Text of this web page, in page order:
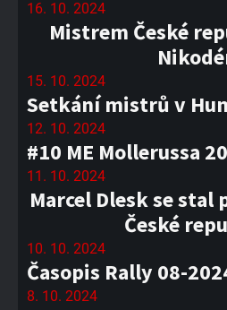
16. 10. 2024
Mistrem České
15. 10. 2024
Setkání mistrů v
12. 10. 2024
#10 ME Mollerussa
11. 10. 2024
Marcel Dlesk se
České
10. 10. 2024
Časopis Rally 08-
8. 10. 2024